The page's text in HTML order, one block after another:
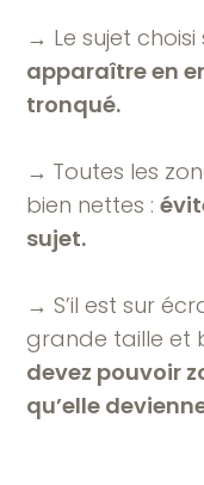
→ Le sujet
apparaître en
tronqué.
→ Toutes les
bien nettes :
sujet.
→ S’il est sur
grande taille et
devez pouvoir
qu’elle